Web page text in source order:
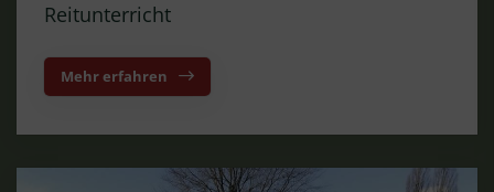
Reitunterricht
Mehr erfahren